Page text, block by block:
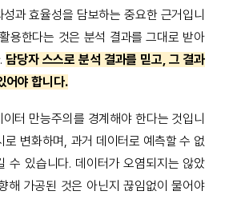
과 효율성을 담보하는 중요한 근거입니
용한다는 것은 분석 결과를 그대로 받아
담당자 스스로 분석 결과를 믿고, 그 결과
어야 합니다.
터 만능주의를 경계해야 한다는 것입니
로 변화하며, 과거 데이터로 예측할 수 없
수 있습니다. 데이터가 오염되지는 않았
해 가공된 것은 아닌지 끊임없이 물어야